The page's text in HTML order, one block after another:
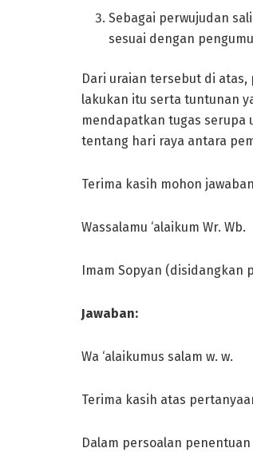
Sebagai perwujudan
sesuai dengan
Dari uraian tersebut di
lakukan itu serta tuntunan
mendapatkan tugas serupa
tentang hari raya antara
Terima kasih mohon
Wassalamu ‘alaikum Wr. Wb.
Imam Sopyan (disidangkan
Jawaban:
Wa ‘alaikumus salam w. w.
Terima kasih atas
Dalam persoalan